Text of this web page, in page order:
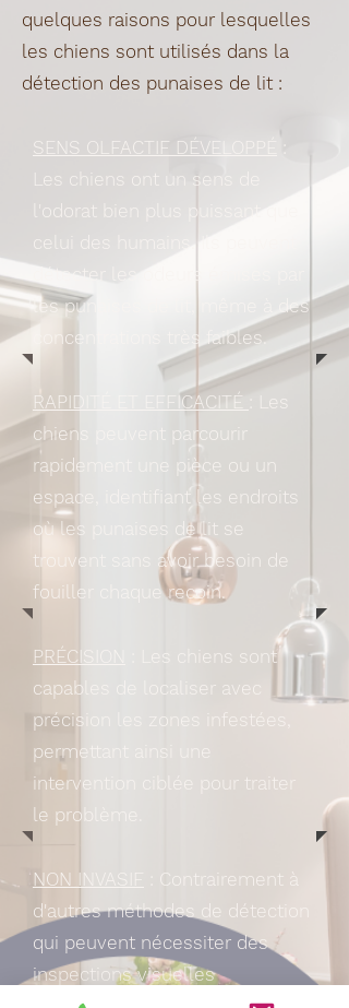
quelques raisons pour lesquelles
les chiens sont utilisés dans la
détection des punaises de lit :
SENS OLFACTIF DÉVELOPPÉ
:
Les chiens ont un sens de
l'odorat bien plus puissant que
celui des humains. Ils peuvent
détecter les odeurs émises par
les punaises de lit, même à des
concentrations très faibles.
RAPIDITÉ ET EFFICACITÉ
: Les
chiens peuvent parcourir
rapidement une pièce ou un
espace, identifiant les endroits
où les punaises de lit se
trouvent sans avoir besoin de
fouiller chaque recoin.
PRÉCISION
: Les chiens sont
capables de localiser avec
précision les zones infestées,
permettant ainsi une
intervention ciblée pour traiter
le problème.
NON INVASIF
: Contrairement à
d'autres méthodes de détection
qui peuvent nécessiter des
inspections visuelles